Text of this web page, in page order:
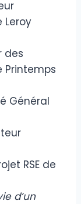
des
Printemps
Général
RSE de
d’un